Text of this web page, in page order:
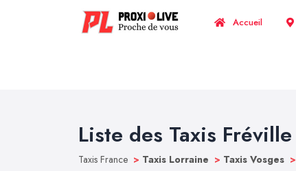
Accueil
Liste des Taxis Fréville
Taxis France > Taxis Lorraine > Taxis Vosges >